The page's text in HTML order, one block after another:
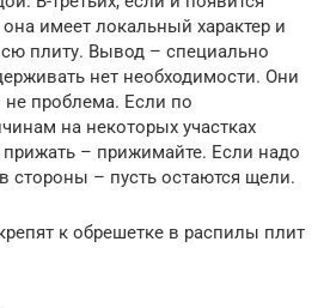
она имеет локальный характер и
плиту. Вывод – специально
нет необходимости. Они
не проблема. Если по
на некоторых участках
– прижимайте. Если надо
стороны – пусть остаются щели.
к обрешетке в распилы плит